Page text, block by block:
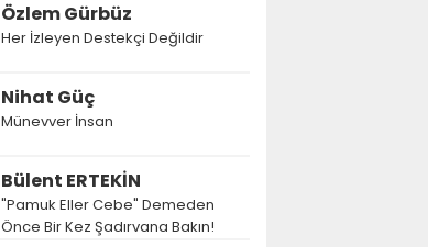
Özlem Gürbüz
Her İzleyen Destekçi Değildir
Nihat Güç
Münevver İnsan
Bülent ERTEKİN
"Pamuk Eller Cebe" Demeden
Önce Bir Kez Şadırvana Bakın!